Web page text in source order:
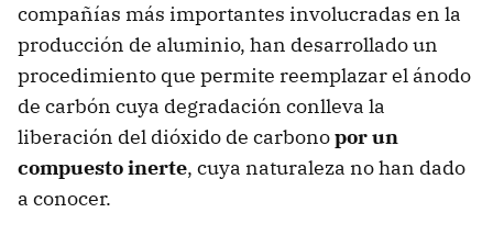
compañías más importantes involucradas en la
producción de aluminio, han desarrollado un
procedimiento que permite reemplazar el ánodo
de carbón cuya degradación conlleva la
liberación del dióxido de carbonopor un
compuesto inerte, cuya naturaleza no han dado
a conocer.